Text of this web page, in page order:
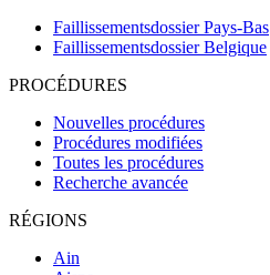
Faillissementsdossier Pays-Bas
Faillissementsdossier Belgique
PROCÉDURES
Nouvelles procédures
Procédures modifiées
Toutes les procédures
Recherche avancée
RÉGIONS
Ain